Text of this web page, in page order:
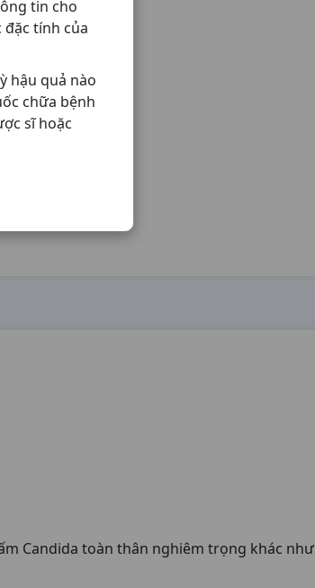
tin cho
đặc tính của
hậu quả nào
chữa bệnh
sĩ hoặc
Candida toàn thân nghiêm trọng khác như